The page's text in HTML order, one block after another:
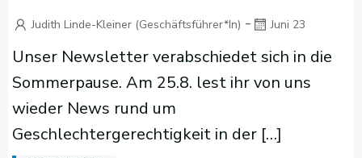
Judith Linde-Kleiner (Geschäftsführer*in) - Juni 23
Unser Newsletter verabschiedet sich in die
Sommerpause. Am 25.8. lest ihr von uns
wieder News rund um
Geschlechtergerechtigkeit in der […]